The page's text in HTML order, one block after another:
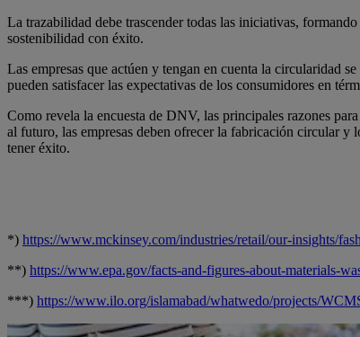
La trazabilidad debe trascender todas las iniciativas,
sostenibilidad con éxito.
Las empresas que actúen y tengan en cuenta la circularidad
pueden satisfacer las expectativas de los consumidores en
Como revela la encuesta de DNV, las principales razones
al futuro, las empresas deben ofrecer la fabricación circular y
tener éxito.
*) https://www.mckinsey.com/industries/retail/our-insights/
**) https://www.epa.gov/facts-and-figures-about-materials-
***) https://www.ilo.org/islamabad/whatwedo/projects/